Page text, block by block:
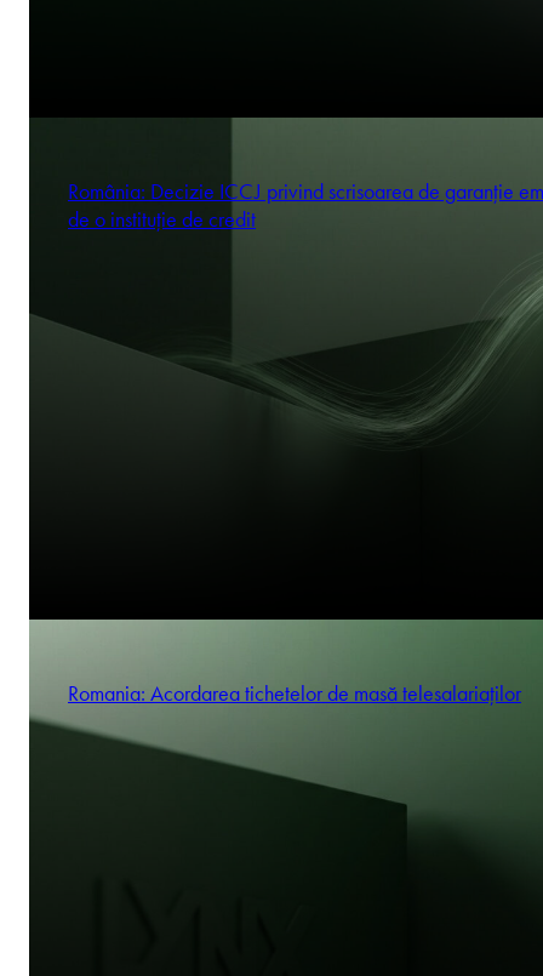
România: Decizie ICCJ privind scrisoarea de garanție
de o instituție de credit
Romania: Acordarea tichetelor de masă telesalariaților